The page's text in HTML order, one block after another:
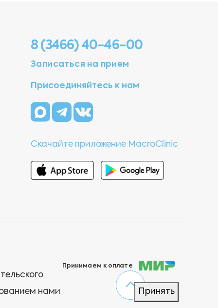
8 (3466) 40-46-00
Записаться на прием
Присоединяйтесь к нам
Скачайте приложение MacroClinic
Принимаем к оплате
нами
Принять